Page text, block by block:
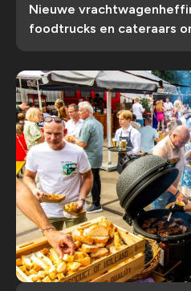
Nieuwe
foodtrucks en cateraars